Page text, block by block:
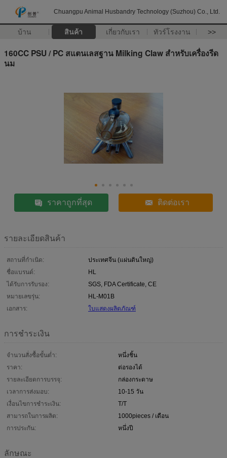
Chuangpu Animal Husbandry Technology (Suzhou) Co., Ltd.
บ้าน สินค้า เกี่ยวกับเรา ทัวร์โรงงาน >>
160CC PSU / PC สแตนเลสฐาน Milking Claw สำหรับเครื่องรีด
นม
ราคาถูกที่สุด ติดต่อเรา
รายละเอียดสินค้า
สถานที่กำเนิด:
ประเทศจีน (แผ่นดินใหญ่)
ชื่อแบรนด์:
HL
ได้รับการรับรอง:
SGS, FDA Certificate, CE
หมายเลขรุ่น:
HL-M01B
เอกสาร:
ใบแสดงผลิตภัณฑ์
การชำระเงิน
จำนวนสั่งซื้อขั้นต่ำ:
หนึ่งชิ้น
ราคา:
ต่อรองได้
รายละเอียดการบรรจุ:
กล่องกระดาษ
เวลาการส่งมอบ:
10-15 วัน
เงื่อนไขการชำระเงิน:
T/T
สามารถในการผลิต:
1000pieces / เดือน
การประกัน:
หนึ่งปี
ลักษณะ